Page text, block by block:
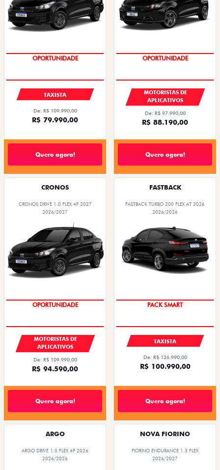
OPORTUNIDADE
TAXISTA
De: R$ 109.990,00
R$ 79.990,00
Quero agora!
OPORTUNIDADE
MOTORISTAS DE
APLICATIVOS
De: R$ 97.990,00
R$ 88.190,00
Quero agora!
CRONOS
CRONOS DRIVE 1.0 FLEX 4P 2027
2026/2027
OPORTUNIDADE
MOTORISTAS DE
APLICATIVOS
De: R$ 109.990,00
R$ 94.590,00
Quero agora!
FASTBACK
FASTBACK TURBO 200 FLEX AT 2026
2026/2026
PACK SMART
TAXISTA
De: R$ 126.990,00
R$ 100.990,00
Quero agora!
ARGO
ARGO DRIVE 1.0 FLEX 4P 2026
2026/2026
NOVA FIORINO
FIORINO ENDURANCE 1.3 FLEX
2026/2027